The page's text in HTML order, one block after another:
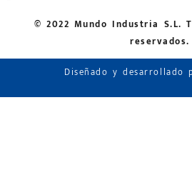
© 2022 Mundo Industria S.L.
reservados.
Diseñado y